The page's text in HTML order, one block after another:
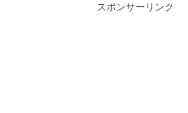
スポンサーリンク